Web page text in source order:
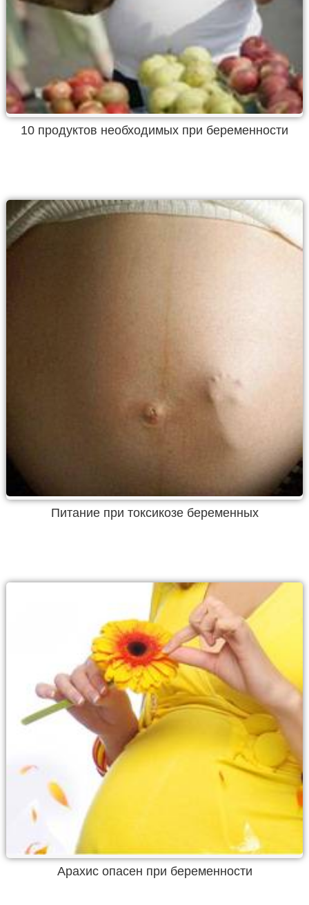
10 продуктов необходимых при беременности
Питание при токсикозе беременных
Арахис опасен при беременности